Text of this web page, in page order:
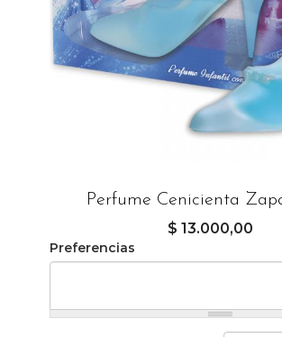
Perfume Cenicienta
$ 13.000,00
Preferencias